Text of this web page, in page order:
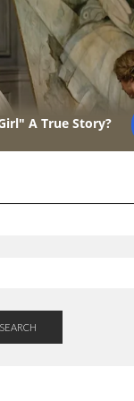
SEARCH